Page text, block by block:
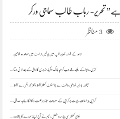
رباب طالب سماجی ورکر
3 مناظر
لاہور کے تھانہ ٹاؤن شپ میں پولیس حراست میں موجود دو خواتین…
کنری،،دیوارکے ملبے تلے دب کربچہ ہلاک ہوگیا،ضروری کاروائی کے بعد لاش ورثا…
ٹیکسلہ (راجہ نورالہی عاطف سے)اسسٹنٹ کمشنر ٹیکسلا ڈاکٹر محمد انس سے ٹیکسلا…
کراچی (اسٹاف رپورٹ) کراچی کے معروف سینئر جرنلسٹ و کالمکار جاوید صدیقی…
ڈپٹی کمشنر سی چارسدہ فضل رحیم نے آج اپنے عہدے کا باقاعدہ…